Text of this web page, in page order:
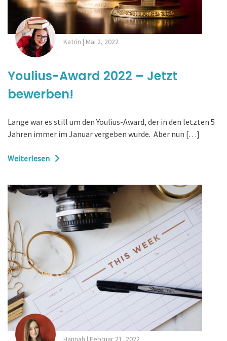
Katrin | Mai 2, 2022
Youlius-Award 2022 – Jetzt
bewerben!
Lange war es still um den Youlius-Award, der in den letzten 5
Jahren immer im Januar vergeben wurde. Aber nun […]
Weiterlesen
Hannah | Februar 21, 2022